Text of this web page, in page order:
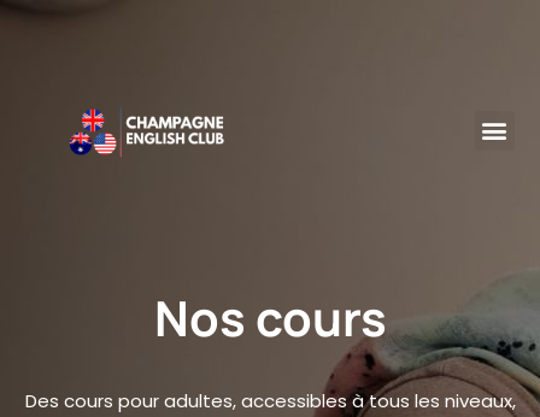
Nos cours
Des cours pour adultes, accessibles à tous les niveaux,